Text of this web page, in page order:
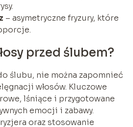
– asymetryczne fryzury, które
przed ślubem?
ślubu, nie można zapomnieć
włosów. Kluczowe
lśniące i przygotowane
emocji i zabawy.
oraz stosowanie